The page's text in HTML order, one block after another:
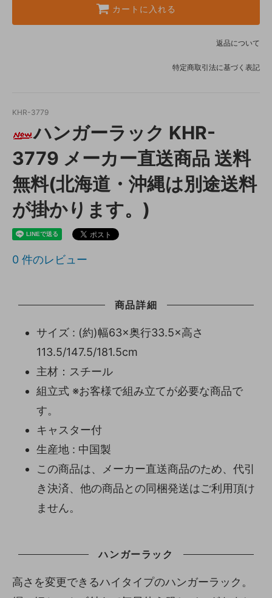
カートに入れる
返品について
特定商取引法に基づく表記
KHR-3779
ハンガーラック KHR-
3779 メーカー直送商品 送料
無料(北海道・沖縄は別途送料
が掛かります。)
0 件のレビュー
商品詳細
サイズ : (約)幅63×奥行33.5×高さ
113.5/147.5/181.5cm
主材：スチール
組立式 ※お客様で組み立てが必要な商品で
す。
キャスター付
生産地 : 中国製
この商品は、メーカー直送商品のため、代引
き決済、他の商品との同梱発送はご利用頂け
ません。
ハンガーラック
高さを変更できるハイタイプのハンガーラック。